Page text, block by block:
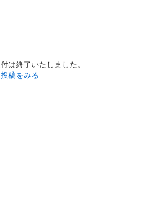
は終了いたしました。
稿をみる